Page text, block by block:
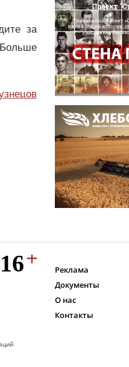
за
Реклама
Документы
О нас
Контакты